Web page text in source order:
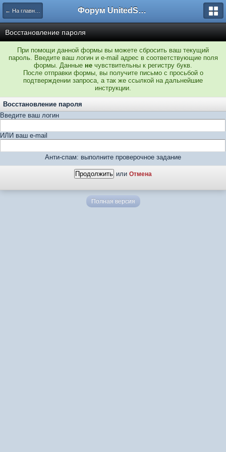
← На главную Форум UnitedSouth
Восстановление пароля
При помощи данной формы вы можете сбросить ваш текущий
пароль. Введите ваш логин и e-mail адрес в соответствующие поля
формы. Данные не чувствительны к регистру букв.
После отправки формы, вы получите письмо с просьбой о
подтверждении запроса, а так же ссылкой на дальнейшие
инструкции.
Восстановление пароля
Введите ваш логин
ИЛИ ваш e-mail
Анти-спам: выполните проверочное задание
или Отмена
Полная версия